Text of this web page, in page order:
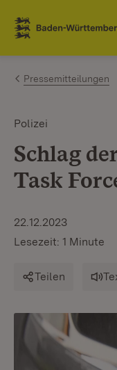
Zum Inhalt
Link zur Startseite
Pressemitteilungen
Polizei
Schlag
Task
22.12.2023
Lesezeit: 1 Minute
Teilen